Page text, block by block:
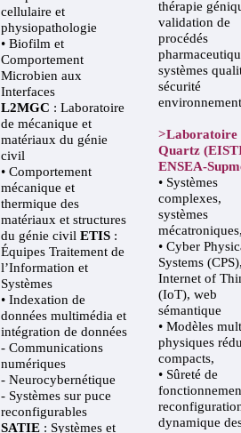
cellulaire et
physiopathologie
• Biofilm et
Comportement
Microbien aux
Interfaces
L2MGC : Laboratoire
de mécanique et
matériaux du génie
civil
• Comportement
mécanique et
thermique des
matériaux et structures
du génie civil ETIS :
Équipes Traitement de
l’Information et
Systèmes
• Indexation de
données multimédia et
intégration de données
- Communications
numériques
- Neurocybernétique
- Systèmes sur puce
reconfigurables
SATIE : Systèmes et
thérapie
validation de
procédés
systèmes
sécurité
environnement
>Laboratoire
Quartz
ENSEA-
• Systèmes
complexes,
systèmes
• Cyber
Systems
Internet of
(IoT), web
sémantique
• Modèles
physiques
compacts,
• Sûreté de
dynamique